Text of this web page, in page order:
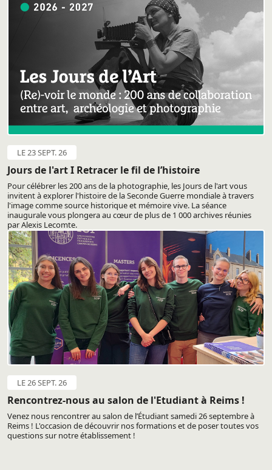
LE 23 SEPT. 26
Jours de l'art I Retracer le fil de l’histoire
Pour célébrer les 200 ans de la photographie, les Jours de l'art vous
invitent à explorer l'histoire de la Seconde Guerre mondiale à travers
l'image comme source historique et mémoire vive. La séance
inaugurale vous plongera au cœur de plus de 1 000 archives réunies
par Alexis Lecomte.
LE 26 SEPT. 26
Rencontrez-nous au salon de l'Etudiant à Reims !
Venez nous rencontrer au salon de l’Étudiant samedi 26 septembre à
Reims ! L'occasion de découvrir nos formations et de poser toutes vos
questions sur notre établissement !